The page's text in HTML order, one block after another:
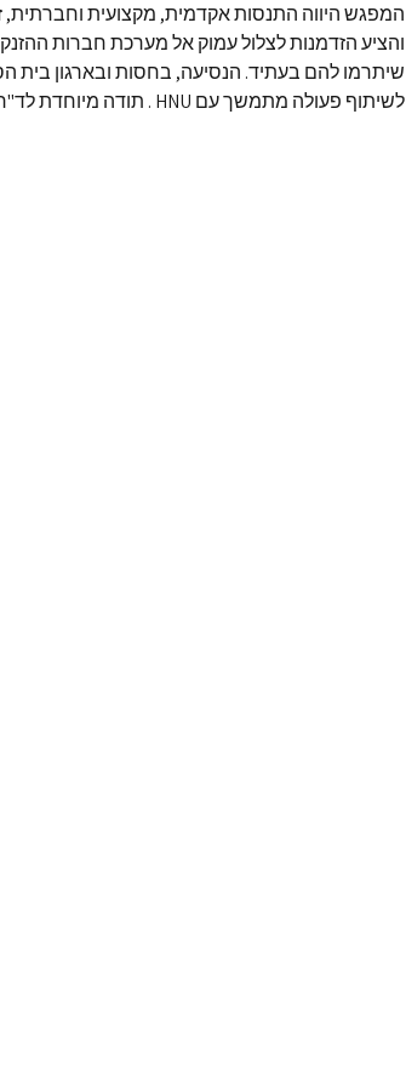
המפגש היווה התנסות אקדמית, מקצועית וחברתית,
והציע הזדמנות לצלול עמוק אל מערכת חברות
שיתרמו להם בעתיד. הנסיעה, בחסות ובארגון
לשיתוף פעולה מתמשך עם HNU . תודה מיוחדת לד"ר יעל פדרו ורואי זרחיה.